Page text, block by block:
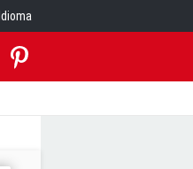
Idioma